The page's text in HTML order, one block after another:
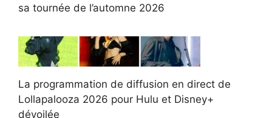
sa tournée de l’automne 2026
La programmation de diffusion en direct de
Lollapalooza 2026 pour Hulu et Disney+
dévoilée